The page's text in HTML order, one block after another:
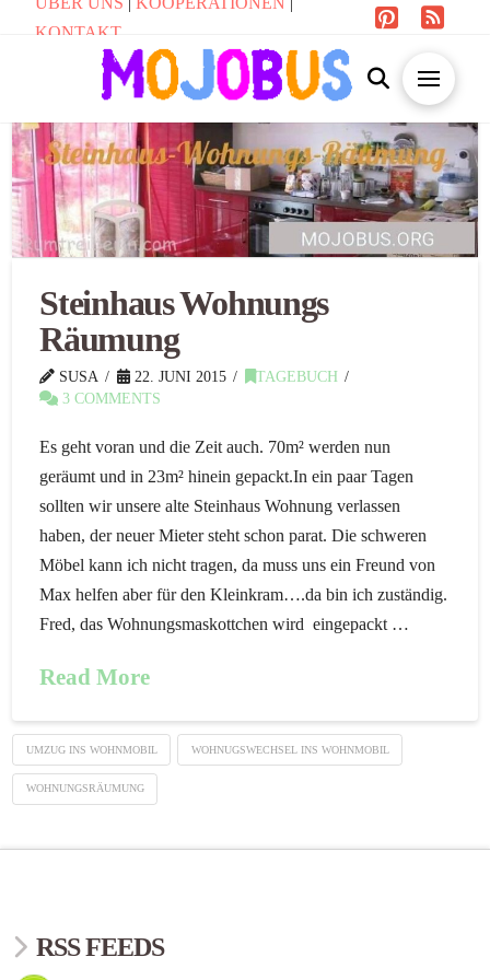
KONTAKT
Steinhaus Wohnungs
Räumung
SUSA 22. JUNI 2015
TAGEBUCH
3 COMMENTS
Es geht voran und die Zeit auch. 70m² werden nun
geräumt und in 23m² hinein gepackt.In ein paar Tagen
sollten wir unsere alte Steinhaus Wohnung verlassen
haben, der neuer Mieter steht schon parat. Die schweren
Möbel kann ich nicht tragen, da muss uns ein Freund von
Max helfen aber für den Kleinkram….da bin ich zuständig.
Fred, das Wohnungsmaskottchen wird eingepackt …
Read More
UMZUG INS WOHNMOBIL WOHNUGSWECHSEL INS WOHNMOBIL
WOHNUNGSRÄUMUNG
RSS FEEDS